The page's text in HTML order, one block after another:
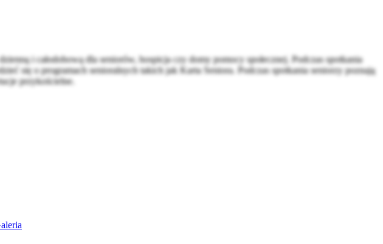
i całodobową dla seniorów, hospicja czy domy pomocy społecznej. Podczas spotkania
się o programach senioralnych takich jak Karta Seniora. Podczas spotkania seniorzy poznają
przykościelne.